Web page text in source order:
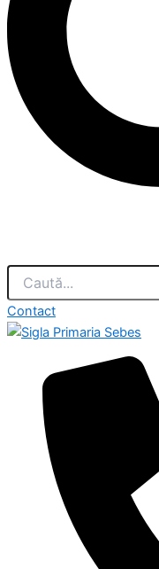
Contact